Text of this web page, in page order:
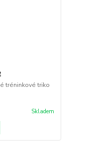
tréninkové triko
Skladem